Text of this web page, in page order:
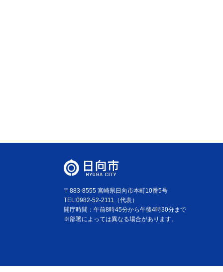
〒883-8555 宮崎県日向市本町10番5号
TEL:0982-52-2111（代表）
開庁時間：午前8時45分から午後4時30分まで
※部署によっては異なる場合があります。